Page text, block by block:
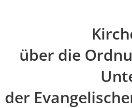
über die
der